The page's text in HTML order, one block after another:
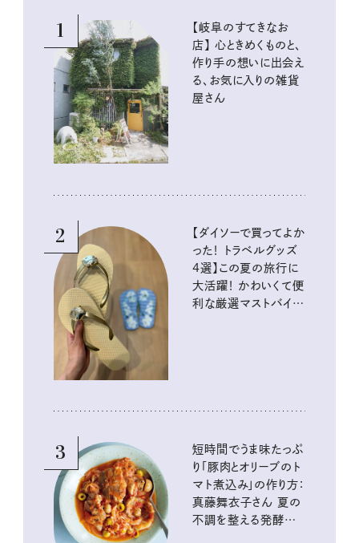
1
【岐阜のすてきなお
店】 心ときめくものと、
作り手の想いに出会え
る、お気に入りの雑貨
屋さん
2
【ダイソーで買ってよか
った！ トラベルグッズ
4選】この夏の旅行に
大活躍！ かわいくて便
利な厳選マストバイア
3
短時間でうま味たっぷ
り「豚肉とオリーブのト
マト煮込み」の作り方：
真藤舞衣子さん 夏の
不調を整える発酵レ